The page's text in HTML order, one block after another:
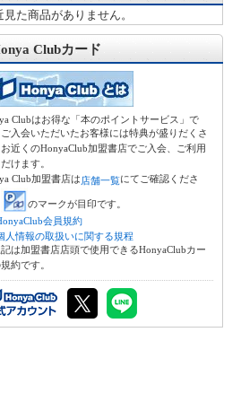
見た商品がありません。
Clubカード
Clubはお得な「本のポイントサービス」で
入会いただいたお客様には特典が盛りだくさ
近くのHonyaClub加盟書店でご入会、ご利用
けます。
Club加盟書店は店舗一覧にてご確認くださ
のマークが目印です。
会員規約
人情報の取扱いに関する規程
は加盟書店店頭で使用できるHonyaClubカー
約です。